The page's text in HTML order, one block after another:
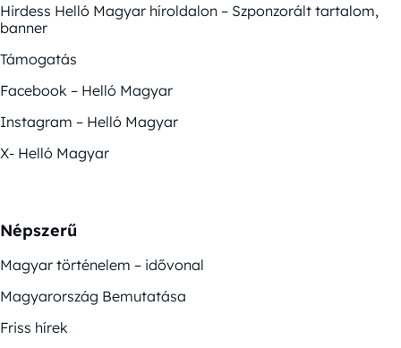
Hirdess Helló Magyar híroldalon – Szponzorált tartalom,
banner
Támogatás
Facebook – Helló Magyar
Instagram – Helló Magyar
X- Helló Magyar
Népszerű
Magyar történelem – idővonal
Magyarország Bemutatása
Friss hírek